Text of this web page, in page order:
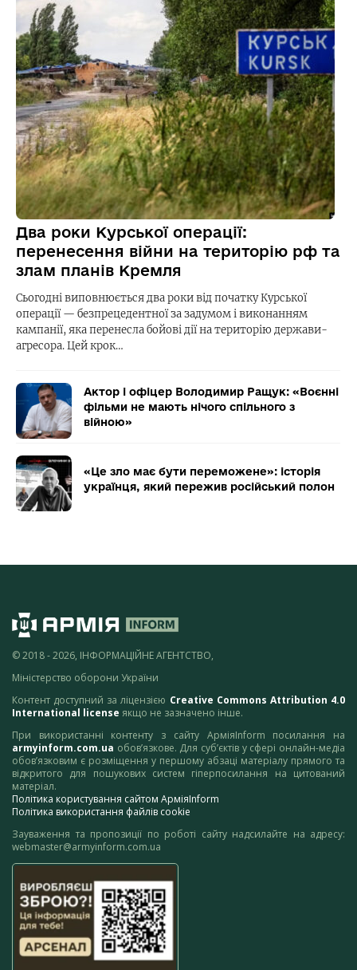
Два роки Курської операції:
перенесення війни на територію рф та
злам планів Кремля
Сьогодні виповнюється два роки від початку Курської
операції — безпрецедентної за задумом і виконанням
кампанії, яка перенесла бойові дії на територію держави-
агресора. Цей крок…
Актор і офіцер Володимир Ращук: «Воєнні
фільми не мають нічого спільного з
війною»
«Це зло має бути переможене»: історія
українця, який пережив російський полон
© 2018 - 2026, ІНФОРМАЦІЙНЕ АГЕНТСТВО,
Міністерство оборони України
Контент доступний за ліцензією Creative Commons Attribution 4.0
International license якщо не зазначено інше.
При використанні контенту з сайту АрміяInform посилання на
armyinform.com.ua обов’язкове. Для суб’єктів у сфері онлайн-медіа
обов’язковим є розміщення у першому абзаці матеріалу прямого та
відкритого для пошукових систем гіперпосилання на цитований
матеріал.
Політика користування сайтом АрміяInform
Політика використання файлів cookie
Зауваження та пропозиції по роботі сайту надсилайте на адресу:
webmaster@armyinform.com.ua